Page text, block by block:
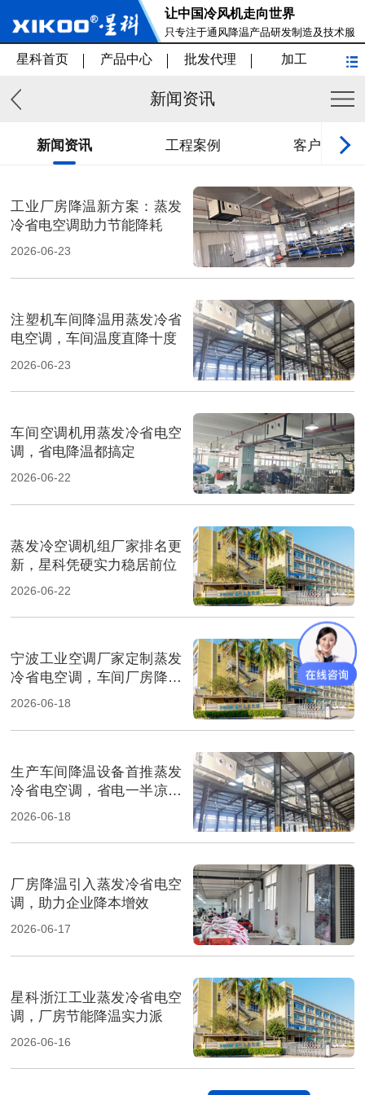
让中国冷风机走向世界
只专注于通风降温产品研发制造及技术服
务
星科首页 产品中心 批发代理 加工
新闻资讯
新闻资讯 工程案例 客户见证
工业厂房降温新方案：蒸发
冷省电空调助力节能降耗
2026-06-23
注塑机车间降温用蒸发冷省
电空调，车间温度直降十度
2026-06-23
车间空调机用蒸发冷省电空
调，省电降温都搞定
2026-06-22
蒸发冷空调机组厂家排名更
新，星科凭硬实力稳居前位
2026-06-22
宁波工业空调厂家定制蒸发
冷省电空调，车间厂房降温
省电
2026-06-18
生产车间降温设备首推蒸发
冷省电空调，省电一半凉快
翻倍
2026-06-18
厂房降温引入蒸发冷省电空
调，助力企业降本增效
2026-06-17
星科浙江工业蒸发冷省电空
调，厂房节能降温实力派
2026-06-16